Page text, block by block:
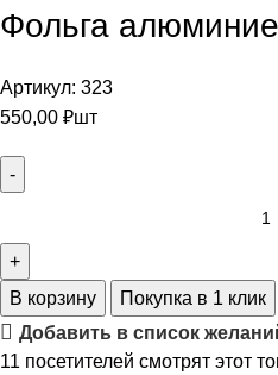
Фольга
Артикул: 323
550,00 ₽шт
В корзину
Покупка в 1 клик
Добавить в список
11 посетителей смотрят этот